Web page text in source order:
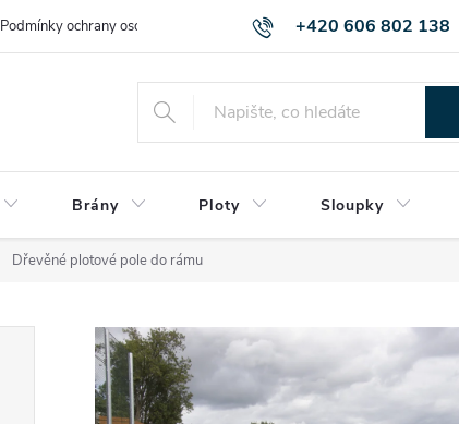
+420 606 802 138
Podmínky ochrany osobních údajů
Brány Ploty Sloupky
Dřevěné plotové pole do rámu